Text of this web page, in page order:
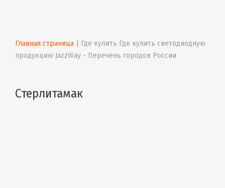
Главная страница
Где купить Где купить светодиодную
продукцию JazzWay - Перечень городов России
Стерлитамак